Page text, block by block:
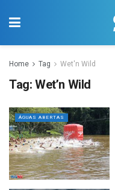
Home Tag Wet'n Wild
Tag: Wet’n Wild
ÁGUAS ABERTAS